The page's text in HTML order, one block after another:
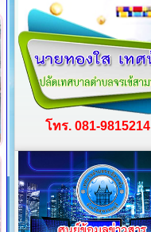
โทร. 081-9815214